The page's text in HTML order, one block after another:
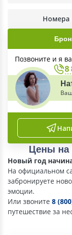
Номера
Позвоните и я
8
Цены на
Новый год
На официальном
забронируете
эмоции.
Или звоните 8
путешествие за